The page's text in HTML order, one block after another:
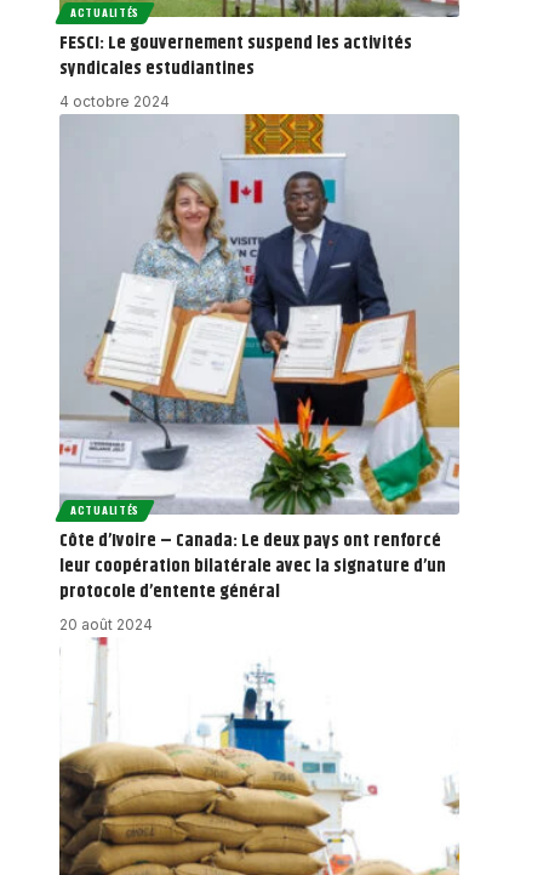
ACTUALITÉS
FESCI: Le gouvernement suspend les activités
syndicales estudiantines
4 octobre 2024
ACTUALITÉS
Côte d’Ivoire – Canada: Le deux pays ont renforcé
leur coopération bilatérale avec la signature d’un
protocole d’entente général
20 août 2024